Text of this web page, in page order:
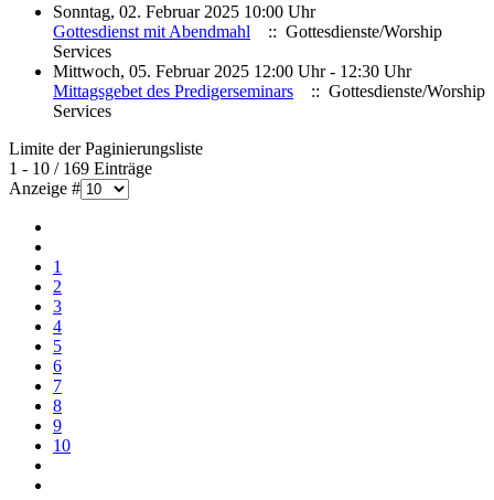
Sonntag, 02. Februar 2025 10:00 Uhr
Gottesdienst mit Abendmahl
:: Gottesdienste/Worship
Services
Mittwoch, 05. Februar 2025 12:00 Uhr - 12:30 Uhr
Mittagsgebet des Predigerseminars
:: Gottesdienste/Worship
Services
Limite der Paginierungsliste
1 - 10 / 169 Einträge
Anzeige #
1
2
3
4
5
6
7
8
9
10